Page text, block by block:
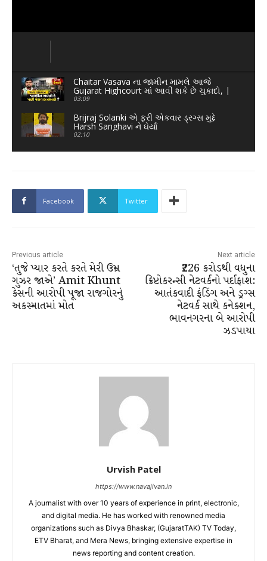
Chaitar Vasava ના જામીન મામલે આજે
Gujarat Highcourt માં આવી શકે છે ચુકાદો, |
Narmada News |
03:09
Brijraj Solanki એ ફરી એકવાર ડ્રગ્સ મુદ્દે
Harsh Sanghavi ને ઘેર્યા
02:10
Facebook Twitter
Previous article
‘તુજે પ્યાર કરતે કરતે મેરી ઉમ્ર
ગુઝર જાએ’ Amit Khunt
કેસની આરોપી પૂજા રાજગોરનું
અકસ્માતમાં મોત
Next article
₹226 કરોડથી વધુના
ક્રિપ્ટોકરન્સી નેટવર્કનો પર્દાફાશ:
આતંકવાદી ફંડિંગ અને ડ્રગ્સ
નેટવર્ક સાથે કનેક્શન,
ભાવનગરના બે આરોપી
ઝડપાયા
Urvish Patel
https://www.navajivan.in
A journalist with over 10 years of experience in print, electronic,
and digital media. He has worked with renowned media
organizations such as Divya Bhaskar, (GujaratTAK) TV Today,
ETV Bharat, and Mera News, bringing extensive expertise in
news reporting and content creation.